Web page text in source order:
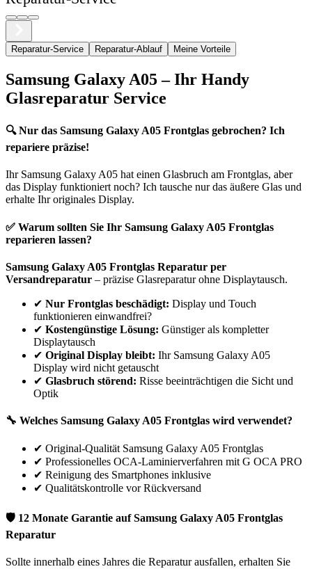
Reparatur-Service Reparatur-Ablauf Meine Vorteile
Samsung Galaxy A05– Ihr Handy
Glasreparatur Service
🔍 Nur das Samsung Galaxy A05 Frontglas gebrochen? Ich
repariere präzise!
Ihr Samsung Galaxy A05 hat einen Glasbruch am Frontglas, aber
das Display funktioniert noch? Ich tausche nur das äußere Glas und
erhalte Ihr originales Display.
✅ Warum sollten Sie Ihr Samsung Galaxy A05 Frontglas
reparieren lassen?
Samsung Galaxy A05 Frontglas Reparatur per
Versandreparatur – präzise Glasreparatur ohne Displaytausch.
✔ Nur Frontglas beschädigt: Display und Touch
funktionieren einwandfrei?
✔ Kostengünstige Lösung: Günstiger als kompletter
Displaytausch
✔ Original Display bleibt: Ihr Samsung Galaxy A05
Display wird nicht getauscht
✔ Glasbruch störend: Risse beeinträchtigen die Sicht und
Optik
🔧 Welches Samsung Galaxy A05 Frontglas wird verwendet?
✔ Original-Qualität Samsung Galaxy A05 Frontglas
✔ Professionelles OCA-Laminierverfahren mit G OCA PRO
✔ Reinigung des Smartphones inklusive
✔ Qualitätskontrolle vor Rückversand
🛡 12 Monate Garantie aufSamsung Galaxy A05 Frontglas
Reparatur
Sollte innerhalb eines Jahres die Reparatur ausfallen, erhalten Sie